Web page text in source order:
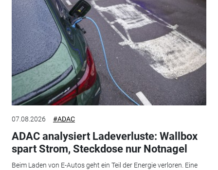
07.08.2026 #ADAC
ADAC analysiert Ladeverluste: Wallbox
spart Strom, Steckdose nur Notnagel
Beim Laden von E-Autos geht ein Teil der Energie verloren. Eine